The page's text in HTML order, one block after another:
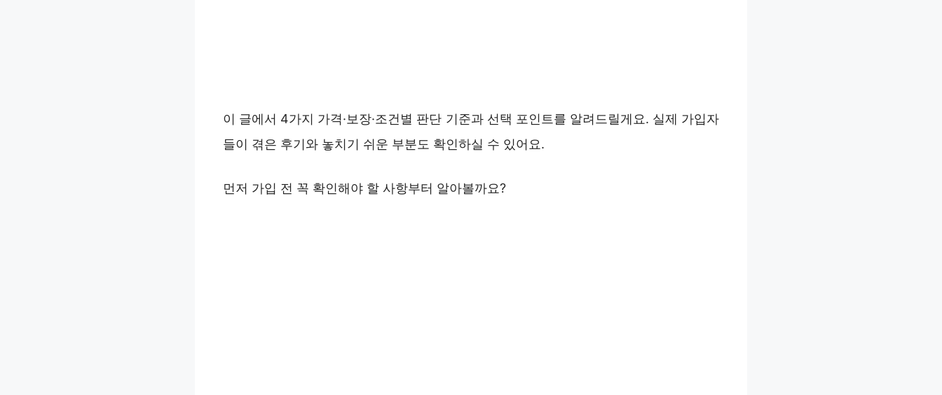
이 글에서 4가지 가격·보장·조건별 판단 기준과 선택 포인트를 알려드릴게요. 실제 가입자
들이 겪은 후기와 놓치기 쉬운 부분도 확인하실 수 있어요.
먼저 가입 전 꼭 확인해야 할 사항부터 알아볼까요?